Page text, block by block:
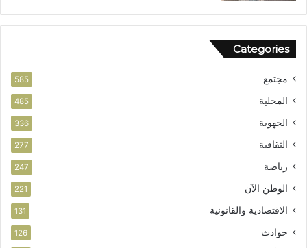
Categories
مجتمع 585
المحلية 485
الجهوية 336
الثقافية 277
رياضة 247
الوطن الآن 221
الاقتصادية والقانونية 131
حوادث 126